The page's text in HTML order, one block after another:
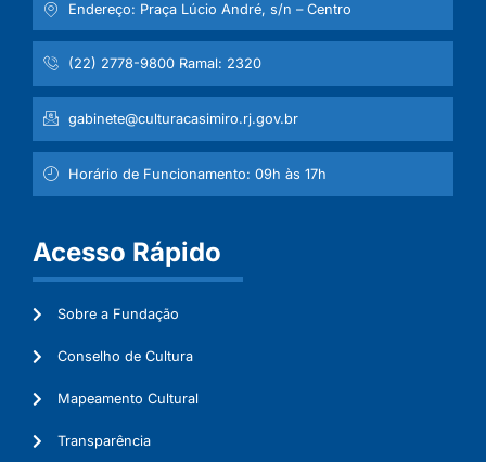
Endereço: Praça Lúcio André, s/n – Centro
(22) 2778-9800 Ramal: 2320
gabinete@culturacasimiro.rj.gov.br
Horário de Funcionamento: 09h às 17h
Acesso Rápido
Sobre a Fundação
Conselho de Cultura
Mapeamento Cultural
Transparência